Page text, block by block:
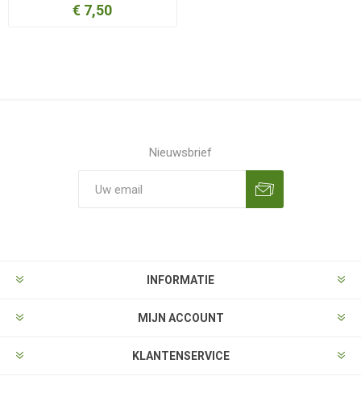
€ 7,50
Nieuwsbrief
INFORMATIE
MIJN ACCOUNT
KLANTENSERVICE